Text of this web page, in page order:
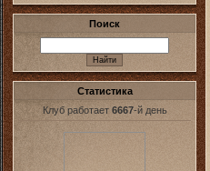
Поиск
Статистика
Клуб работает 6667-й день